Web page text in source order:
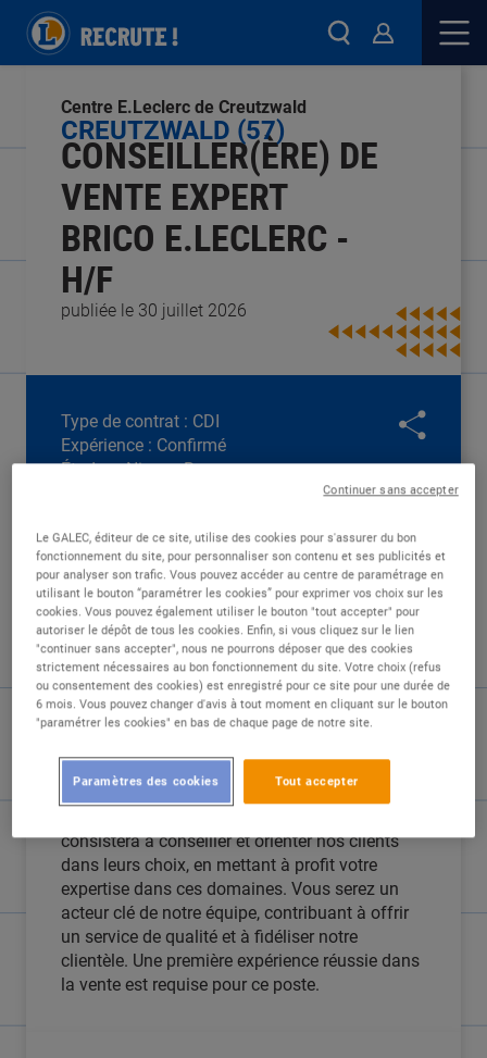
publiée le 30 juillet 2026
CONSEILLER(ÈRE) DE
VENTE EXPERT
BRICO E.LECLERC -
H/F
CREUTZWALD (57)
Centre E.Leclerc de Creutzwald
Type de contrat : CDI
Expérience : Confirmé
Études :Niveau Bac
DESCRIPTION
Nous recherchons un Conseiller de vente expert
en outillage, revêtements de sols, motoculture,
salle de bain et/ ou matériaux de construction
sur 5 jours par semaine) demande une grande
consistera à conseiller et orienter nos clients
dans leurs choix, en mettant à profit votre
expertise dans ces domaines. Vous serez un
acteur clé de notre équipe, contribuant à offrir
un service de qualité et à fidéliser notre
clientèle. Une première expérience réussie dans
la vente est requise pour ce poste.
Le GALEC, éditeur de ce site, utilise des cookies pour s'assurer du bon
fonctionnement du site, pour personnaliser son contenu et ses publicités et
pour analyser son trafic. Vous pouvez accéder au centre de paramétrage en
utilisant le bouton “paramétrer les cookies” pour exprimer vos choix sur les
cookies. Vous pouvez également utiliser le bouton "tout accepter" pour
autoriser le dépôt de tous les cookies. Enfin, si vous cliquez sur le lien
"continuer sans accepter", nous ne pourrons déposer que des cookies
strictement nécessaires au bon fonctionnement du site. Votre choix (refus
ou consentement des cookies) est enregistré pour ce site pour une durée de
6 mois. Vous pouvez changer d'avis à tout moment en cliquant sur le bouton
"paramétrer les cookies" en bas de chaque page de notre site.
Tout accepter
Paramètres des cookies
Continuer sans accepter